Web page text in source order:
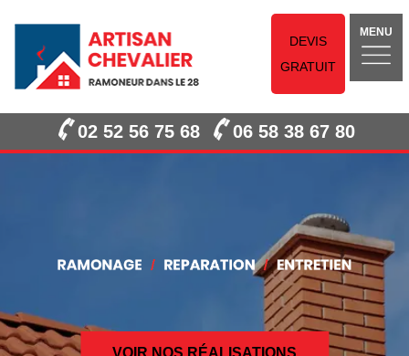
DEVIS
GRATUIT
MENU
02 52 56 75 68 06 58 38 67 80
VOIR NOS RÉALISATIONS